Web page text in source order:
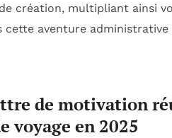
création, multipliant ainsi
cette aventure administrative
de motivation
voyage en 2025